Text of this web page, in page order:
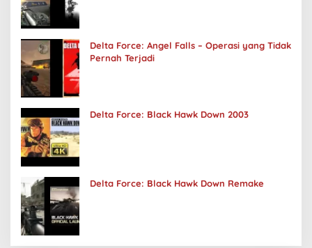
Delta Force: Angel Falls – Operasi yang Tidak
Pernah Terjadi
Delta Force: Black Hawk Down 2003
Delta Force: Black Hawk Down Remake